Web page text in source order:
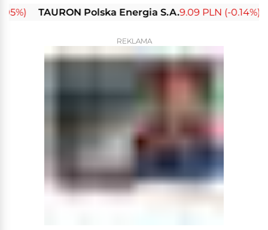
TAURON Polska Energia S.A.9.09 PLN (-0.14%)
REKLAMA